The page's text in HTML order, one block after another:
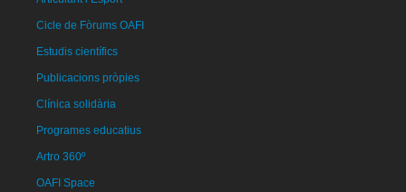
Cicle de Fòrums OAFI
Estudis científics
Publicacions pròpies
Clínica solidària
Programes educatius
Artro 360º
OAFI Space